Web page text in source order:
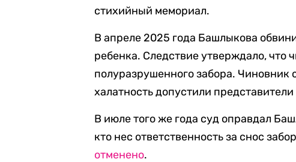
стихийный мемориал.
В апреле 2025 года Башлыкова
ребенка. Следствие утверждало, что
полуразрушенного забора. Чиновник
халатность допустили
В июле того же года суд оправдал
кто нес ответственность за снос
отменено.